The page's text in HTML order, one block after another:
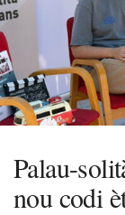
Palau-
nou codi